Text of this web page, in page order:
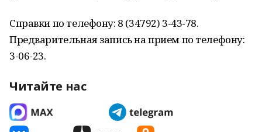
Справки по телефону: 8 (34792) 3-43-78.
Предварительная запись на прием по телефону:
3-06-23.
Читайте нас